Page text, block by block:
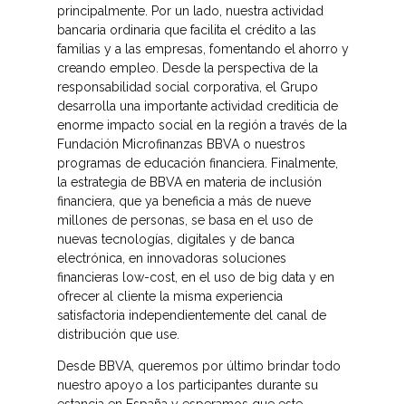
principalmente. Por un lado, nuestra actividad
bancaria ordinaria que facilita el crédito a las
familias y a las empresas, fomentando el ahorro y
creando empleo. Desde la perspectiva de la
responsabilidad social corporativa, el Grupo
desarrolla una importante actividad crediticia de
enorme impacto social en la región a través de la
Fundación Microfinanzas BBVA o nuestros
programas de educación financiera. Finalmente,
la estrategia de BBVA en materia de inclusión
financiera, que ya beneficia a más de nueve
millones de personas, se basa en el uso de
nuevas tecnologías, digitales y de banca
electrónica, en innovadoras soluciones
financieras low-cost, en el uso de big data y en
ofrecer al cliente la misma experiencia
satisfactoria independientemente del canal de
distribución que use.
Desde BBVA, queremos por último brindar todo
nuestro apoyo a los participantes durante su